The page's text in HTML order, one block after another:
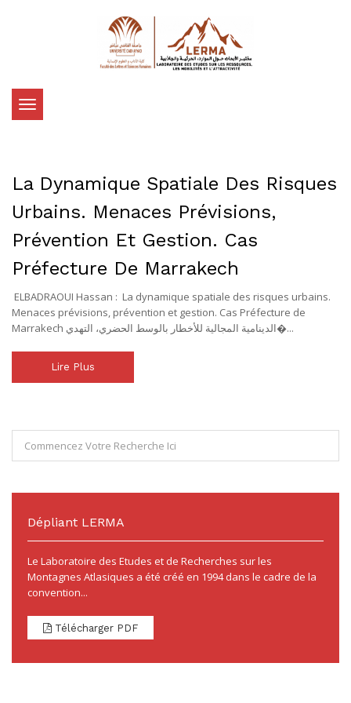
Toggle
navigation
La Dynamique Spatiale Des Risques
Urbains. Menaces Prévisions,
Prévention Et Gestion. Cas
Préfecture De Marrakech
ELBADRAOUI Hassan : La dynamique spatiale des risques urbains.
Menaces prévisions, prévention et gestion. Cas Préfecture de
Marrakech الدينامية المجالية للأخطار بالوسط الحضري، التهدي�...
Lire Plus
Dépliant LERMA
Le Laboratoire des Etudes et de Recherches sur les
Montagnes Atlasiques a été créé en 1994 dans le cadre de la
convention...
Télécharger PDF